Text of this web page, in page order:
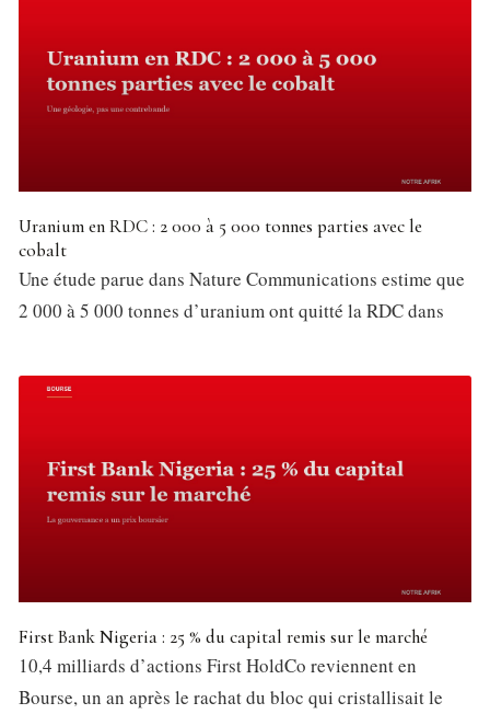
Uranium en RDC : 2 000 à 5 000 tonnes parties avec le
cobalt
Une étude parue dans Nature Communications estime que
2 000 à 5 000 tonnes d’uranium ont quitté la RDC dans
First Bank Nigeria : 25 % du capital remis sur le marché
10,4 milliards d’actions First HoldCo reviennent en
Bourse, un an après le rachat du bloc qui cristallisait le